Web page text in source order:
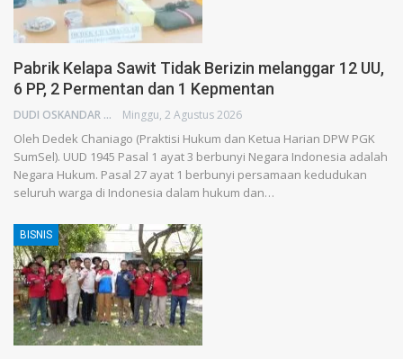
Pabrik Kelapa Sawit Tidak Berizin melanggar 12 UU,
6 PP, 2 Permentan dan 1 Kepmentan
DUDI OSKANDAR Minggu, 2 Agustus 2026
Oleh Dedek Chaniago (Praktisi Hukum dan Ketua Harian DPW PGK
SumSel). UUD 1945 Pasal 1 ayat 3 berbunyi Negara Indonesia adalah
Negara Hukum. Pasal 27 ayat 1 berbunyi persamaan kedudukan
seluruh warga di Indonesia dalam hukum dan…
BISNIS